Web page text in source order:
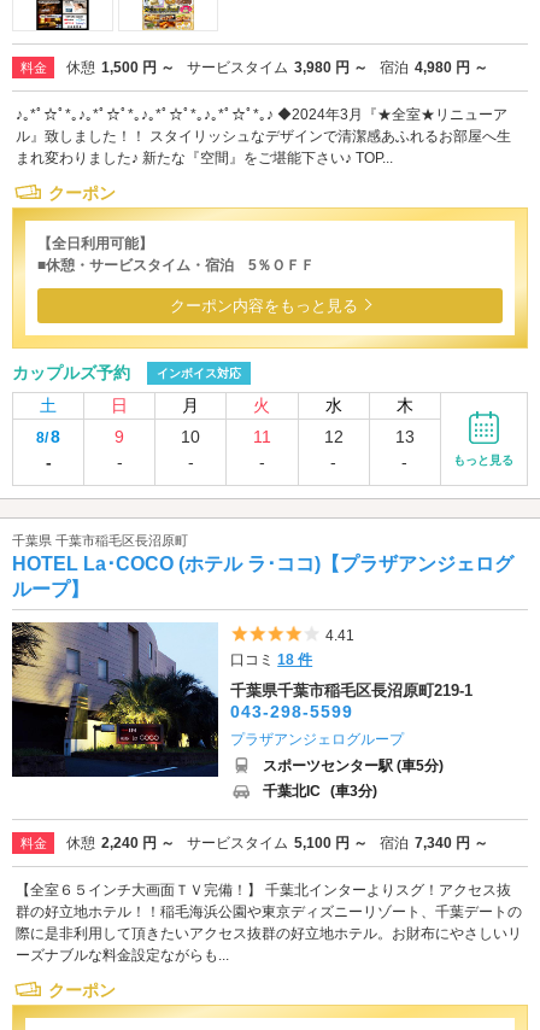
料金 休憩 1,500 円 ～ サービスタイム 3,980 円 ～ 宿泊 4,980 円 ～
♪｡*ﾟ☆ﾟ*｡♪｡*ﾟ☆ﾟ*｡♪｡*ﾟ☆ﾟ*｡♪｡*ﾟ☆ﾟ*｡♪ ◆2024年3月『★全室★リニューア
ル』致しました！！ スタイリッシュなデザインで清潔感あふれるお部屋へ生
まれ変わりました♪ 新たな『空間』をご堪能下さい♪ TOP...
クーポン
【全日利用可能】
■休憩・サービスタイム・宿泊 5％ＯＦＦ
クーポン内容をもっと見る
カップルズ予約 インボイス対応
土 日 月 火 水 木
8/8
-
9
-
10
-
11
-
12
-
13
-
もっと見る
千葉県 千葉市稲毛区長沼原町
HOTEL La･COCO (ホテル ラ･ココ)【プラザアンジェログ
ループ】
5つ星のうち4
4.41
口コミ18 件
千葉県千葉市稲毛区長沼原町219-1
043-298-5599
プラザアンジェログループ
スポーツセンター駅 (車5分)
千葉北IC (車3分)
料金 休憩 2,240 円 ～ サービスタイム 5,100 円 ～ 宿泊 7,340 円 ～
【全室６５インチ大画面ＴＶ完備！】 千葉北インターよりスグ！アクセス抜
群の好立地ホテル！！稲毛海浜公園や東京ディズニーリゾート、千葉デートの
際に是非利用して頂きたいアクセス抜群の好立地ホテル。お財布にやさしいリ
ーズナブルな料金設定ながらも...
クーポン